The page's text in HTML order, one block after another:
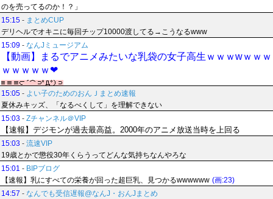
のを売ってるのか！？」
15:15 - まとめCUP
デリヘルでオキニに毎回チップ10000渡してる→こうなるwww
15:09 - なんJミュージアム
【動画】まるでアニメみたいな乳袋の女子高生ｗｗｗwｗｗｗ
ｗｗｗｗｗ❤
15:05 - よい子のためのおんＪまとめ速報
夏休みキッズ、「なるべくして」を理解できない
15:03 - Zチャンネル＠VIP
【速報】デジモンが過去最高益。2000年のアニメ放送当時を上回る
15:03 - 流速VIP
19歳とかで懲役30年くらうってどんな気持ちなんやろな
15:01 - BIPブログ
【速報】乳にすべての栄養が回った超巨乳、見つかるwwwwww (画:23)
14:57 - なんでも受信遅報@なんJ・おんJまとめ